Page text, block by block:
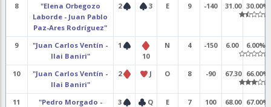
8
"Elena Orbegozo
Laborde - Juan Pablo
Paz-Ares Rodríguez"
2 3 E 9 -140 31.00 30.00%
9
"Juan Carlos Ventín -
Ilai Baniri"
1
10
N 4 -150 6.00 6.00%
10
"Juan Carlos Ventín -
Ilai Baniri"
2 J O 8 -90 67.30 66.00%
11
"Pedro Morgado -
3 Q E 7 100 68.00 67.00%